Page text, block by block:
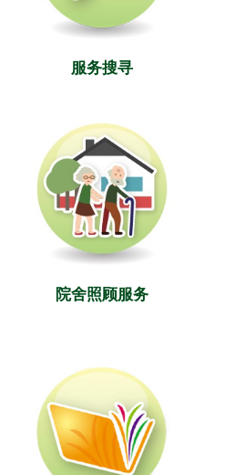
服务搜寻
院舍照顾服务